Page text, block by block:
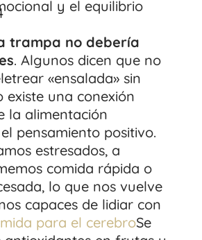
y el equilibrio
trampa no debería
. Algunos dicen que no
«ensalada» sin
existe una conexión
la alimentación
pensamiento positivo.
estresados, a
comida rápida o
lo que nos vuelve
capaces de lidiar con
para el cerebroSe